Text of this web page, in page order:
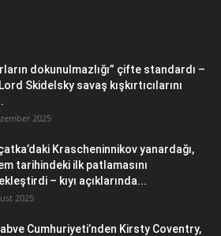
dokunulmazlığı” çifte standardı –
Skidelsky savaş kışkırtıcılarını
2025
Krascheninnikov yanardağı,
tarihindeki ilk patlamasını
– kıyı açıklarında...
2025
Cumhuriyeti’nden Kirsty Coventry,